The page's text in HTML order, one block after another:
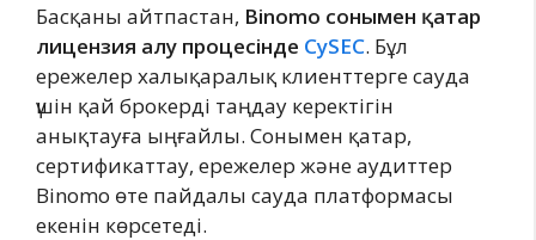
Басқаны айтпастан, Binomo сонымен қатар
лицензия алу процесінде CySEC. Бұл
ережелер халықаралық клиенттерге сауда
үшін қай брокерді таңдау керектігін
анықтауға ыңғайлы. Сонымен қатар,
сертификаттау, ережелер және аудиттер
Binomo өте пайдалы сауда платформасы
екенін көрсетеді.